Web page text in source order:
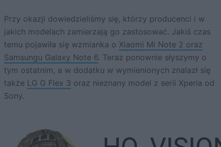
Przy okazji dowiedzieliśmy się, którzy producenci i w
jakich modelach zamierzają go zastosować. Jakiś czas
temu pojawiła się wzmianka o Xiaomi Mi Note 2 oraz
Samsungu Galaxy Note 6. Teraz ponownie słyszymy o
tym ostatnim, a w dodatku w wymienionych znalazł się
także LG G Flex 3 oraz nieznany model z serii Xperia od
Sony.